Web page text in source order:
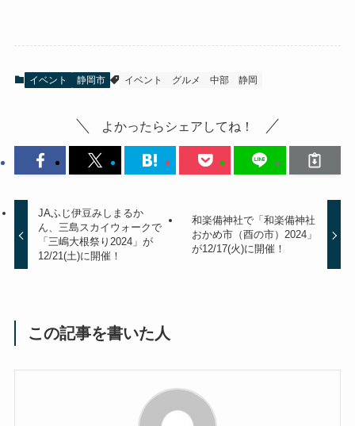
イベント 静岡市 イベント グルメ 中部 静岡
よかったらシェアしてね！
JAふじ伊豆みしまるか
ん、三島スカイウォークで
「三嶋大根祭り2024」が
12/21(土)に開催！
和楽備神社で「和楽備神社
おかめ市（酉の市）2024」
が12/17(火)に開催！
この記事を書いた人